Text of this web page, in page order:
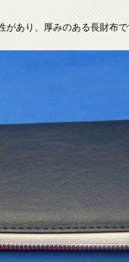
があり、厚みのある長財布